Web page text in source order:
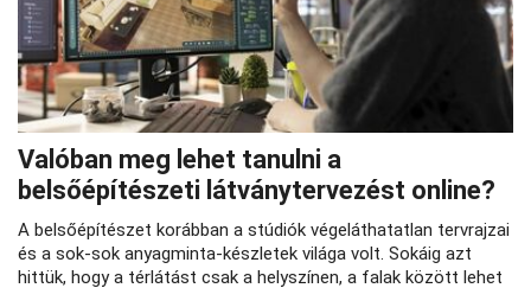
Valóban meg lehet tanulni a
belsőépítészeti látványtervezést online?
A belsőépítészet korábban a stúdiók végeláthatatlan tervrajzai
és a sok-sok anyagminta-készletek világa volt. Sokáig azt
hittük, hogy a térlátást csak a helyszínen, a falak között lehet